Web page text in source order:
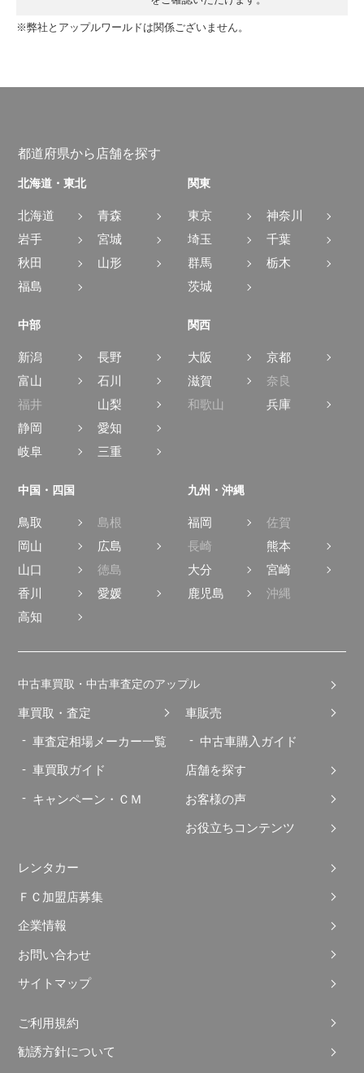
※弊社とアップルワールドは関係ございません。
都道府県から店舗を探す
北海道・東北
北海道
青森
岩手
宮城
秋田
山形
福島
関東
東京
神奈川
埼玉
千葉
群馬
栃木
茨城
中部
新潟
長野
富山
石川
福井
山梨
静岡
愛知
岐阜
三重
関西
大阪
京都
滋賀
奈良
和歌山
兵庫
中国・四国
鳥取
島根
岡山
広島
山口
徳島
香川
愛媛
高知
九州・沖縄
福岡
佐賀
長崎
熊本
大分
宮崎
鹿児島
沖縄
中古車買取・中古車査定のアップル
車買取・査定
車査定相場メーカー一覧
車買取ガイド
キャンペーン・ＣＭ
車販売
中古車購入ガイド
店舗を探す
お客様の声
お役立ちコンテンツ
レンタカー
ＦＣ加盟店募集
企業情報
お問い合わせ
サイトマップ
ご利用規約
勧誘方針について